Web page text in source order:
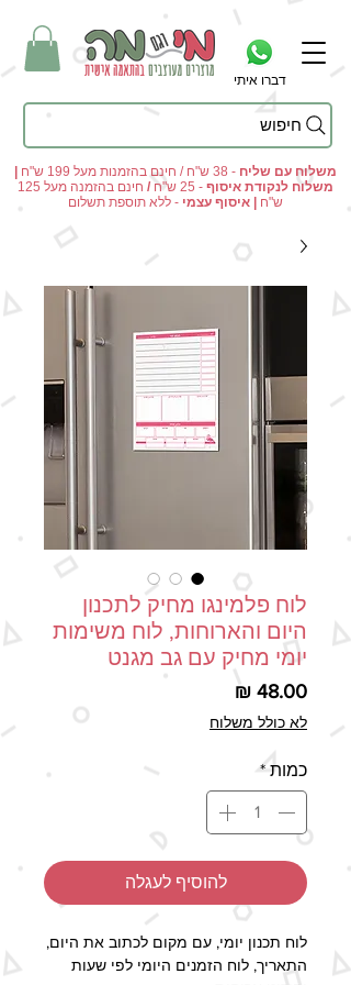
דברו איתי
חיפוש
משלוח עם שליח - 38 ש"ח / חינם בהזמנות מעל 199 ש"ח
|
משלוח לנקודת איסוף - 25 ש"ח /
חינם בהזמנה מעל 125
ש"ח | איסוף עצמי - ללא תוספת תשלום
לוח פלמינגו מחיק לתכנון
היום והארוחות, לוח משימות
יומי מחיק עם גב מגנט
לא כולל משלוח
כמות *
להוסיף לעגלה
לוח תכנון יומי, עם מקום לכתוב את היום,
התאריך, לוח הזמנים היומי לפי שעות